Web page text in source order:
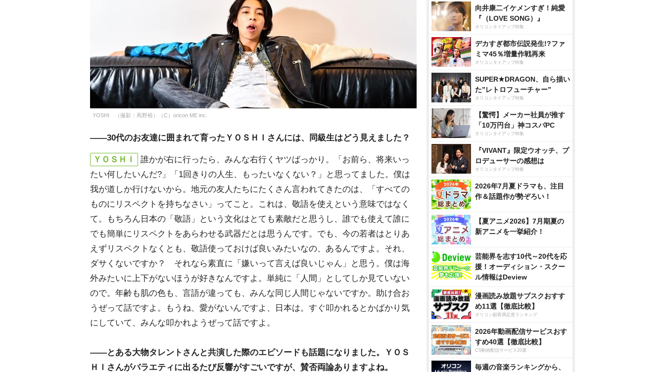
YOSHI （撮影：蔦野裕）（C）oricon ME inc.
――30代のお友達に囲まれて育ったＹＯＳＨＩさんには、同級生はどう見えました？
ＹＯＳＨＩ
誰かが右に行ったら、みんな右行くヤツばっかり。「お前ら、将来いっ
たい何したいんだ?」「1回きりの人生、もったいなくない？」と思ってました。僕は
我が道しか行けないから。地元の友人たちにたくさん言われてきたのは、「すべての
ものにリスペクトを持ちなさい」ってこと。これは、敬語を使えという意味ではなく
て。もちろん日本の「敬語」という文化はとても素敵だと思うし、誰でも使えて誰に
でも簡単にリスペクトをあらわせる武器だとは思うんです。でも、今の若者はとりあ
えずリスペクトなくとも、敬語使っておけば良いみたいなの、あるんですよ。それ、
ダサくないですか？ それなら素直に「嫌いって言えば良いじゃん」と思う。僕は海
外みたいに上下がないほうが好きなんですよ。単純に「人間」としてしか見ていない
ので。年齢も肌の色も、言語が違っても、みんな同じ人間じゃないですか。助け合お
うぜって話ですよ。もうね、愛がないんですよ、日本は。すぐ叩かれるとかばかり気
にしていて、みんな叩かれようぜって話ですよ。
――とある大物タレントさんと共演した際のエピソードも話題になりました。ＹＯＳ
ＨＩさんがバラエティに出るたび反響がすごいですが、賛否両論ありますよね。
向井康二イケメンすぎ！純愛
『（LOVE SONG）』
オリコンタイアップ特集
デカすぎ都市伝説発生!?ファ
ミマ45％増量作戦再来
オリコンタイアップ特集
SUPER★DRAGON、自ら描い
た”レトロフューチャー”
オリコンタイアップ特集
【驚愕】メーカー社員が推す
「10万円台」神コスパPC
オリコンタイアップ特集
『VIVANT』限定ウオッチ、プ
ロデューサーの感想は
オリコンタイアップ特集
2026年7月夏ドラマも、注目
作＆話題作が勢ぞろい！
【夏アニメ2026】7月期夏の
新アニメを一挙紹介！
芸能界を志す10代～20代を応
援！オーディション・スクー
ル情報はDeview
漫画読み放題サブスクおすす
め11選【徹底比較】
オリコン顧客満足度ランキング
2026年動画配信サービスおす
すめ40選【徹底比較】
CS動画配信サービス20選
毎週の音楽ランキングから、